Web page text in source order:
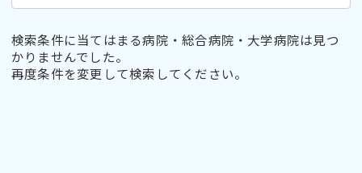
検索条件に当てはまる病院・総合病院・大学病院は見つ
かりませんでした。
再度条件を変更して検索してください。